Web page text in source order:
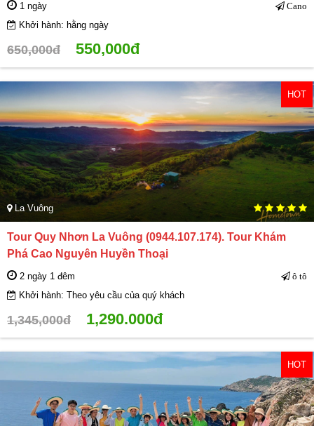
1 ngày Cano
Khởi hành: hằng ngày
650,000đ 550,000đ
HOT
La Vuông
Tour Quy Nhơn La Vuông (0944.107.174). Tour Khám
Phá Cao Nguyên Huyền Thoại
2 ngày 1 đêm ô tô
Khởi hành: Theo yêu cầu của quý khách
1,345,000đ 1,290.000đ
HOT